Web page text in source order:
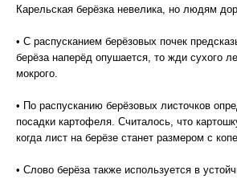
Карельская берёзка невелика, но людям
• С распусканием берёзовых почек
берёза наперёд опушается, то жди сухого
мокрого.
• По распусканию берёзовых листочков
посадки картофеля. Считалось, что
когда лист на берёзе станет размером с
• Слово берёза также используется в